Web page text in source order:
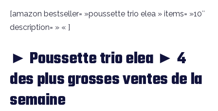
[amazon bestseller= »poussette trio elea » items= »10″
description= » « ]
► Poussette trio elea ► 4
des plus grosses ventes de la
semaine